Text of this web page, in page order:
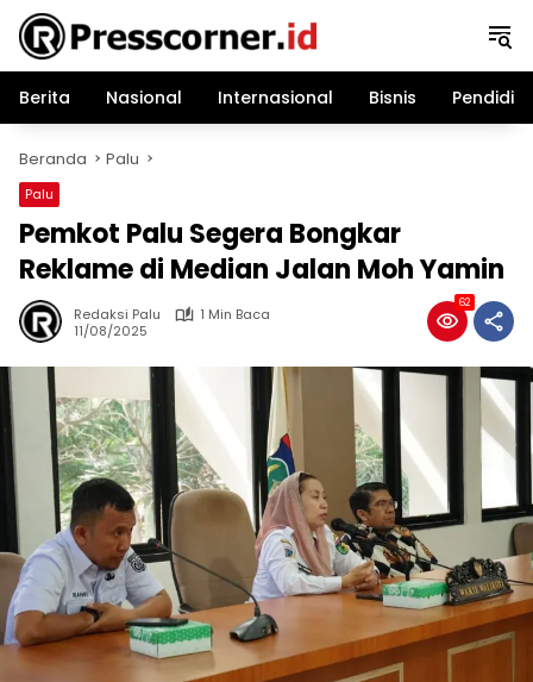
Langsung
konten
Berita
Nasional Internasional Bisnis
Beranda Palu
Palu
Pemkot Palu Segera Bongkar
Reklame di Median Jalan Moh Yamin
Redaksi Palu
1 Min Baca
11/08/2025
62